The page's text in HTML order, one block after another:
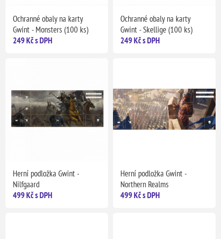
Ochranné obaly na karty
Gwint - Monsters (100 ks)
249 Kč s DPH
Ochranné obaly na karty
Gwint - Skellige (100 ks)
249 Kč s DPH
Herní podložka Gwint -
Nilfgaard
499 Kč s DPH
Herní podložka Gwint -
Northern Realms
499 Kč s DPH